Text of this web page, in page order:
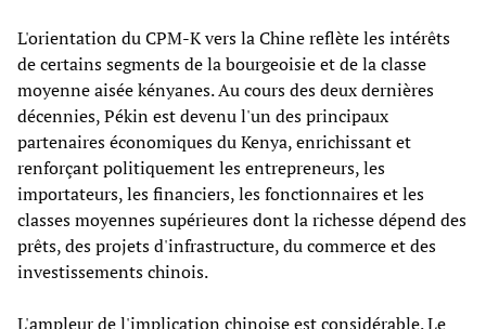
L'orientation du CPM-K vers la Chine reflète les intérêts
de certains segments de la bourgeoisie et de la classe
moyenne aisée kényanes. Au cours des deux dernières
décennies, Pékin est devenu l'un des principaux
partenaires économiques du Kenya, enrichissant et
renforçant politiquement les entrepreneurs, les
importateurs, les financiers, les fonctionnaires et les
classes moyennes supérieures dont la richesse dépend des
prêts, des projets d'infrastructure, du commerce et des
investissements chinois.
L'ampleur de l'implication chinoise est considérable. Le